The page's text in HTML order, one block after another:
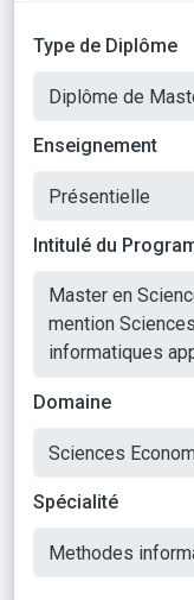
Type de Diplôme
Enseignement
Intitulé du
Domaine
Spécialité